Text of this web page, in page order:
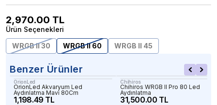
2,970.00 TL
Ürün Seçenekleri
WRGB II 30
WRGB II 60 WRGB II 45
Benzer Ürünler
OrionLed
OrionLed Akvaryum Led
Aydınlatma Mavi 80Cm
1,198.49 TL
Chihiros
Chihiros WRGB II Pro 80 Led
Aydınlatma
31,500.00 TL